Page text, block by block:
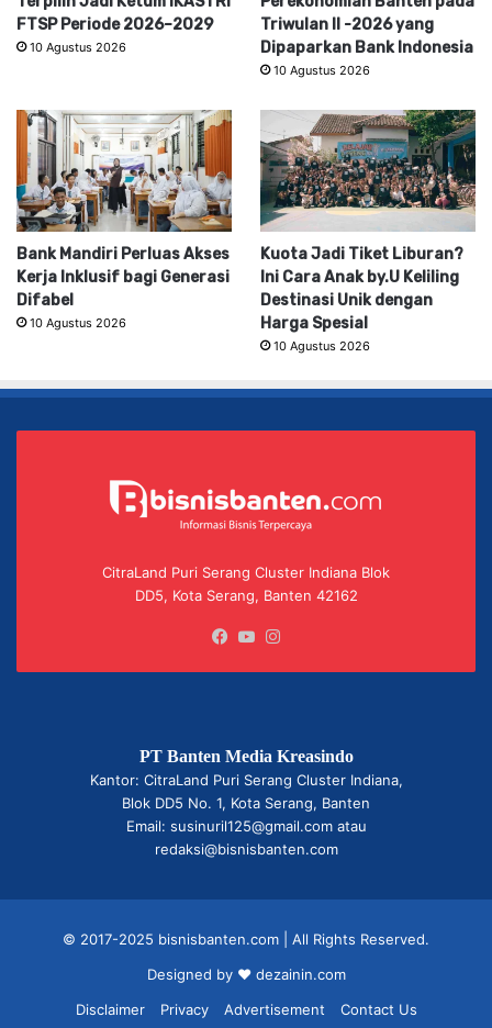
FTSP Periode 2026–2029
10 Agustus 2026
Triwulan II -2026 yang
Dipaparkan Bank Indonesia
10 Agustus 2026
Bank Mandiri Perluas Akses
Kerja Inklusif bagi Generasi
Difabel
10 Agustus 2026
Kuota Jadi Tiket Liburan?
Ini Cara Anak by.U Keliling
Destinasi Unik dengan
Harga Spesial
10 Agustus 2026
CitraLand Puri Serang Cluster Indiana Blok
DD5, Kota Serang, Banten 42162
Facebook
YouTube
PT Banten Media Kreasindo
Kantor: CitraLand Puri Serang Cluster Indiana,
Blok DD5 No. 1, Kota Serang, Banten
Email: susinuril125@gmail.com atau
redaksi@bisnisbanten.com
© 2017-2025 bisnisbanten.com | All Rights Reserved.
Designed by ❤ dezainin.com
Disclaimer
Privacy Advertisement Contact Us